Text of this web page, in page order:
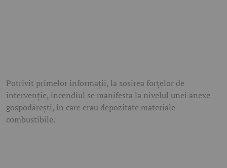
Potrivit primelor informații, la sosirea forțelor de
intervenție, incendiul se manifesta la nivelul unei anexe
gospodărești, în care erau depozitate materiale
combustibile.